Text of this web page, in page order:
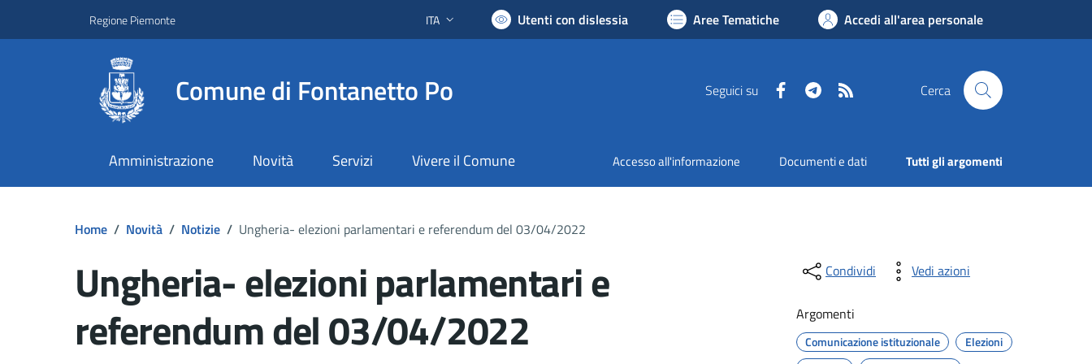
Regione Piemonte Lingua attiva:
ITA Utenti con dislessia Aree Tematiche Accedi all'area personale
Comune di Fontanetto Po Seguici su FacebookTelegram Cerca
Amministrazione Novità Servizi Vivere il Comune Accesso all'informazione Documenti e dati Tutti gli argomenti
Home / Novità / Notizie / Ungheria- elezioni parlamentari e referendum del 03/04/2022
Ungheria- elezioni parlamentari e
referendum del 03/04/2022
Condividi Vedi azioni
Argomenti
Comunicazione istituzionale
Elezioni